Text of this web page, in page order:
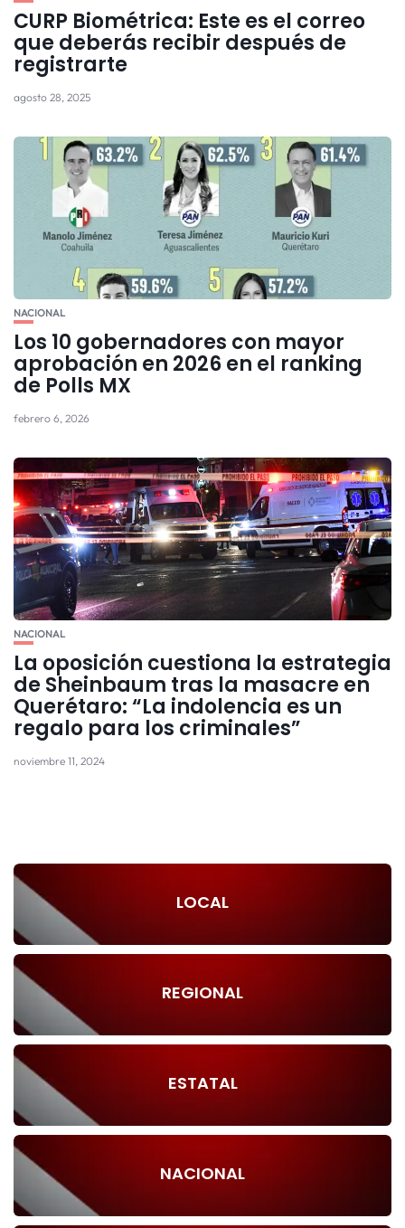
CURP Biométrica: Este es el correo
que deberás recibir después de
registrarte
agosto 28, 2025
NACIONAL
Los 10 gobernadores con mayor
aprobación en 2026 en el ranking
de Polls MX
febrero 6, 2026
NACIONAL
La oposición cuestiona la estrategia
de Sheinbaum tras la masacre en
Querétaro: “La indolencia es un
regalo para los criminales”
noviembre 11, 2024
LOCAL
REGIONAL
ESTATAL
NACIONAL